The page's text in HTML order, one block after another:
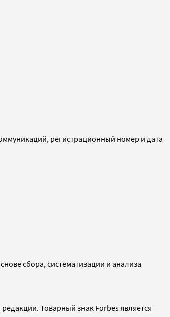
регистрационный номер и дата
сбора, систематизации и анализа
Товарный знак Forbes является